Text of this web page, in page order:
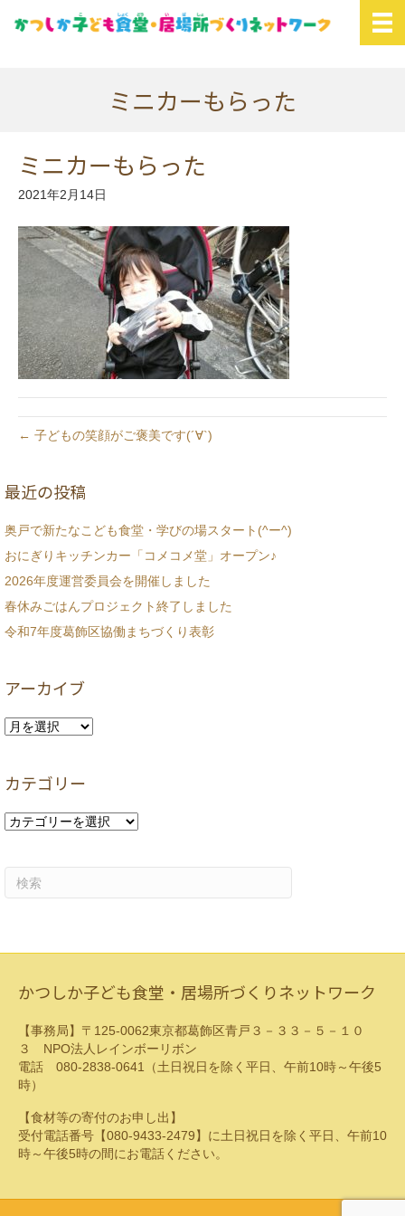
ミニカーもらった
ミニカーもらった
2021年2月14日
← 子どもの笑顔がご褒美です(´∀`)
最近の投稿
奥戸で新たなこども食堂・学びの場スタート(^ー^)
おにぎりキッチンカー「コメコメ堂」オープン♪
2026年度運営委員会を開催しました
春休みごはんプロジェクト終了しました
令和7年度葛飾区協働まちづくり表彰
アーカイブ
ア
イ
カテゴリー
カ
かつしか子ども食堂・居場所づくりネットワーク
【事務局】〒125-0062東京都葛飾区青戸３－３３－５－１０
３ NPO法人レインボーリボン
電話 080-2838-0641（土日祝日を除く平日、午前10時～午後5
時）
【食材等の寄付のお申し出】
受付電話番号【080-9433-2479】に土日祝日を除く平日、午前10
時～午後5時の間にお電話ください。